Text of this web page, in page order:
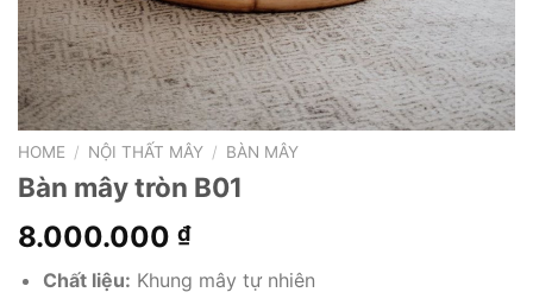
HOME / NỘI THẤT MÂY / BÀN MÂY
Bàn mây tròn B01
8.000.000 ₫
Chất liệu: Khung mây tự nhiên